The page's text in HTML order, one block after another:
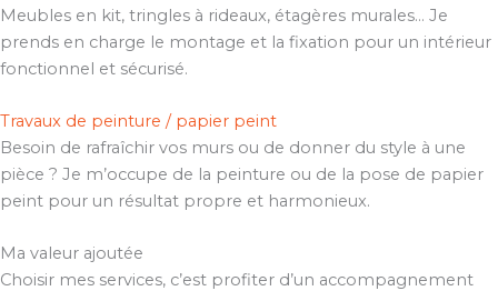
Meubles en kit, tringles à rideaux, étagères murales… Je
prends en charge le montage et la fixation pour un intérieur
fonctionnel et sécurisé.
Travaux de peinture / papier peint
Besoin de rafraîchir vos murs ou de donner du style à une
pièce ? Je m’occupe de la peinture ou de la pose de papier
peint pour un résultat propre et harmonieux.
Ma valeur ajoutée
Choisir mes services, c’est profiter d’un accompagnement